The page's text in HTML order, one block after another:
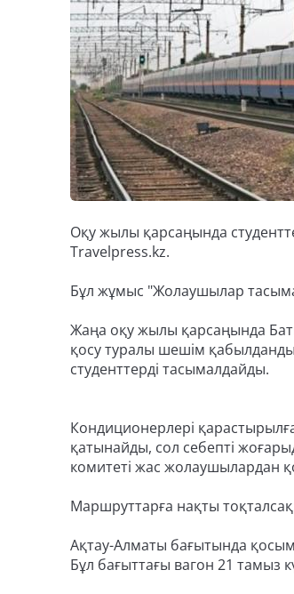
Оқу жылы қарсаңында
Travelpress.kz.
Бұл жұмыс "Жолаушылар
Жаңа оқу жылы қарсаңында
қосу туралы шешім
студенттерді тасымалдайды.
Кондиционерлері
қатынайды, сол себепті
комитеті жас жолаушылардан
Маршруттарға нақты
Ақтау-Алматы бағытында
Бұл бағыттағы вагон 21 тамыз